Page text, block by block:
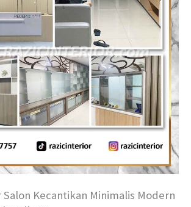
Kecantikan Minimalis Modern